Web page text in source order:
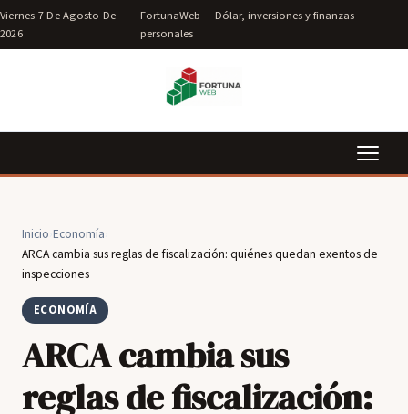
Viernes 7 De Agosto De
2026
FortunaWeb — Dólar, inversiones y finanzas
personales
Inicio Economía
ARCA cambia sus reglas de fiscalización: quiénes quedan exentos de
inspecciones
ECONOMÍA
ARCA cambia sus
reglas de fiscalización: